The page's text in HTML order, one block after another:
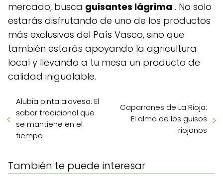
mercado, busca guisantes lágrima . No solo
estarás disfrutando de uno de los productos
más exclusivos del País Vasco, sino que
también estarás apoyando la agricultura
local y llevando a tu mesa un producto de
calidad inigualable.
Alubia pinta alavesa: El
sabor tradicional que
se mantiene en el
tiempo
Caparrones de La Rioja:
El alma de los guisos
riojanos
También te puede interesar